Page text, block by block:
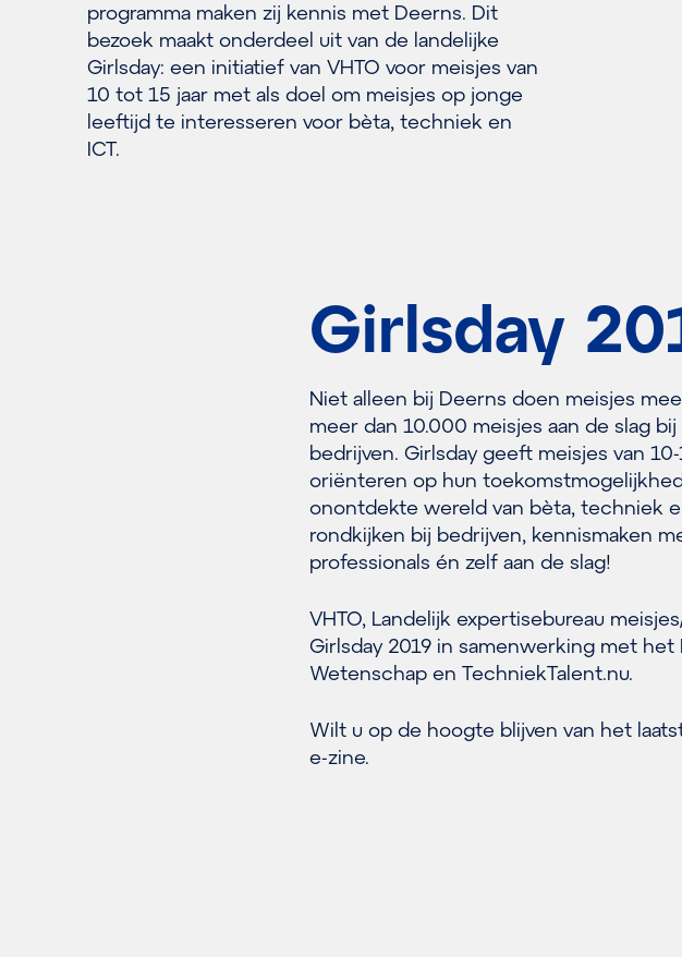
programma maken zij kennis met Deerns. Dit
bezoek maakt onderdeel uit van de landelijke
Girlsday: een initiatief van VHTO voor meisjes van
10 tot 15 jaar met als doel om meisjes op jonge
leeftijd te interesseren voor bèta, techniek en
ICT.
Girlsday
Niet alleen bij Deerns doen meisjes
meer dan 10.000 meisjes aan de slag
bedrijven. Girlsday geeft meisjes van
oriënteren op hun
onontdekte wereld van bèta, techniek
rondkijken bij bedrijven, kennismaken
professionals én zelf aan de slag!
VHTO, Landelijk expertisebureau
Girlsday 2019 in samenwerking met
Wetenschap en TechniekTalent.nu.
Wilt u op de hoogte blijven van het
e-zine.